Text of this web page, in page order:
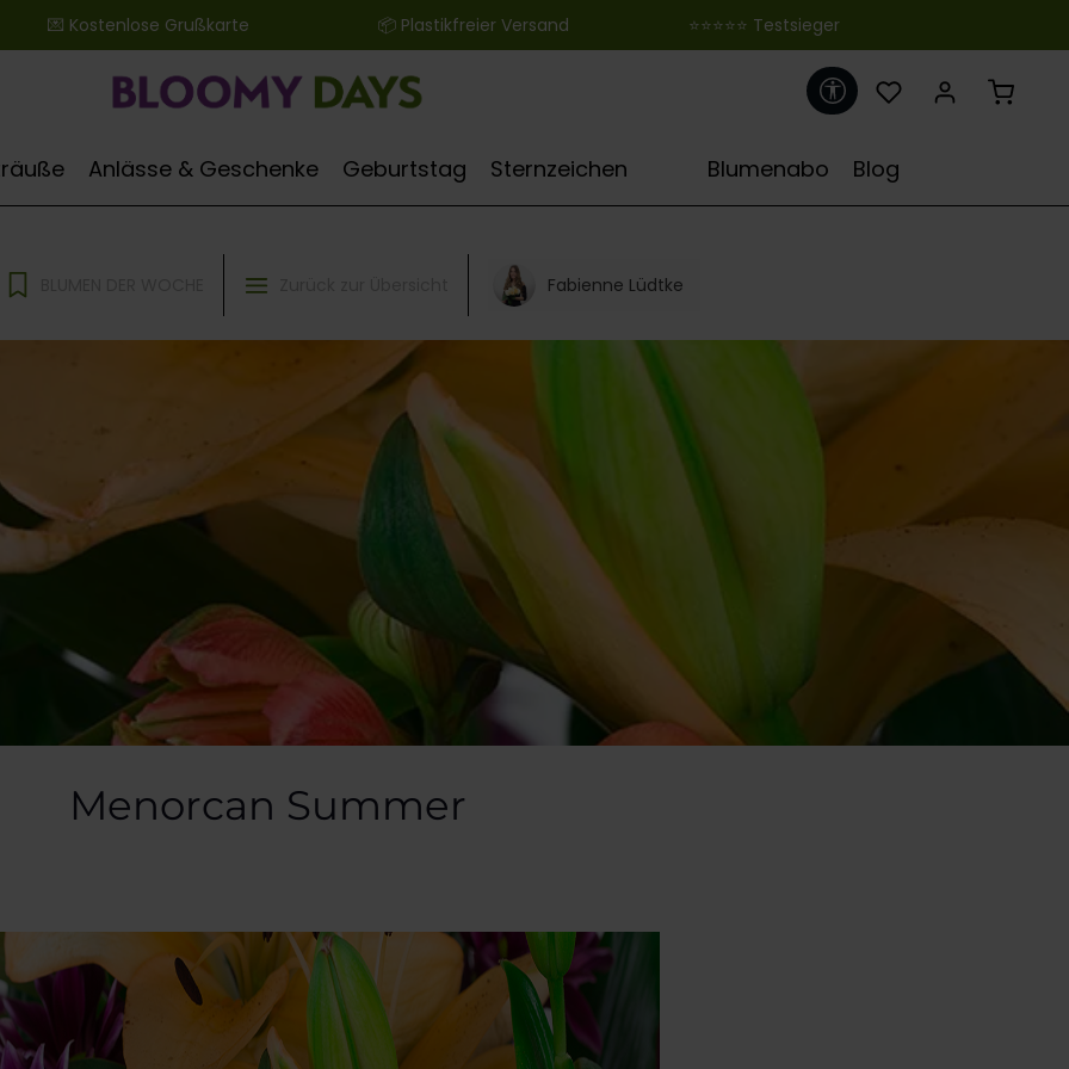
💌 Kostenlose Grußkarte ‎ ‎ ‎ ‎ ‎ ‎ ‎ ‎ ‎ ‎ ‎ ‎ ‎ ‎ ‎ ‎ ‎ ‎ ‎ ‎ ‎ ‎ ‎ ‎ ‎ ‎ 📦 Plastikfreier Versand ‎ ‎ ‎ ‎ ‎ ‎ ‎ ‎ ‎ ‎ ‎ ‎ ‎ ‎ ‎ ‎ ‎ ‎ ‎ ‎ ‎ ‎ ‎ ‎ ‎⭐⭐⭐⭐⭐ Testsieger
Werkzeugleiste anzeigen
Anlässe & Geschenke Geburtstag Sternzeichen Blumenabo Blog
Fabienne Lüdtke
Menorcan Summer